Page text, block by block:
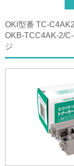
OKI型番 TC-
OKB-TCC4AK-2/
ジ